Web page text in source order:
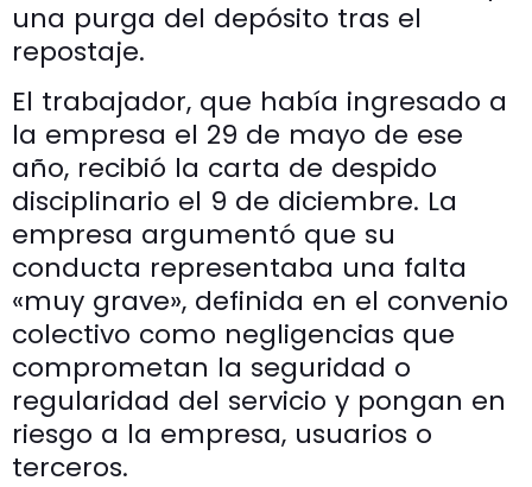
una purga del depósito tras el
repostaje.
El trabajador, que había ingresado a
la empresa el 29 de mayo de ese
año, recibió la carta de despido
disciplinario el 9 de diciembre. La
empresa argumentó que su
conducta representaba una falta
«muy grave», definida en el convenio
colectivo como negligencias que
comprometan la seguridad o
regularidad del servicio y pongan en
riesgo a la empresa, usuarios o
terceros.